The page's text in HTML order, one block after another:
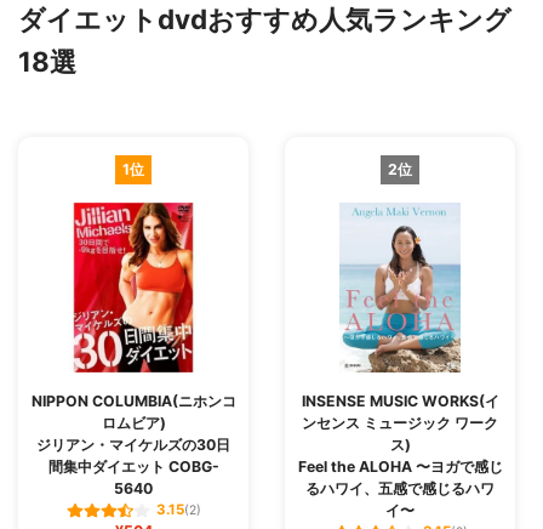
ダイエットdvdおすすめ人気ランキング
18選
1位
NIPPON COLUMBIA(ニホンコ
ロムビア)
ジリアン・マイケルズの30日
間集中ダイエット COBG-
5640
3.15(2)
2位
INSENSE MUSIC WORKS(イ
ンセンス ミュージック ワーク
ス)
Feel the ALOHA 〜ヨガで感じ
るハワイ、五感で感じるハワ
イ〜